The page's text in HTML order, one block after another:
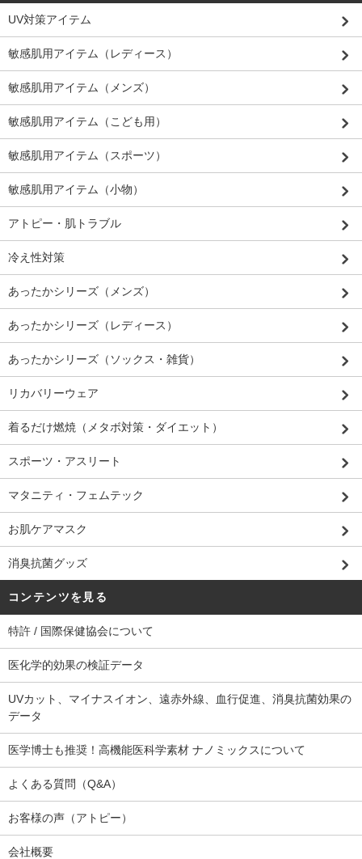
UV対策アイテム
敏感肌用アイテム（レディース）
敏感肌用アイテム（メンズ）
敏感肌用アイテム（こども用）
敏感肌用アイテム（スポーツ）
敏感肌用アイテム（小物）
アトピー・肌トラブル
冷え性対策
あったかシリーズ（メンズ）
あったかシリーズ（レディース）
あったかシリーズ（ソックス・雑貨）
リカバリーウェア
着るだけ燃焼（メタボ対策・ダイエット）
スポーツ・アスリート
マタニティ・フェムテック
お肌ケアマスク
消臭抗菌グッズ
コンテンツを見る
特許 / 国際保健協会について
医化学的効果の検証データ
UVカット、マイナスイオン、遠赤外線、血行促進、消臭抗菌効果の
データ
医学博士も推奨！高機能医科学素材 ナノミックスについて
よくある質問（Q&A）
お客様の声（アトピー）
会社概要